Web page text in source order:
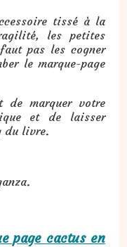
tissé à la
les petites
pas les cogner
le marque-page
marquer votre
et de laisser
du livre.
page cactus en